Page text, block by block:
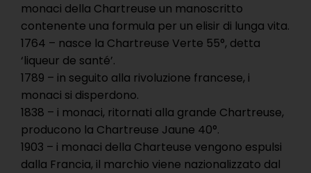
monaci della Chartreuse un manoscritto
contenente una formula per un elisir di lunga vita.
1764 – nasce la Chartreuse Verte 55°, detta
‘liqueur de santé’.
1789 – in seguito alla rivoluzione francese, i
monaci si disperdono.
1838 – i monaci, ritornati alla grande Chartreuse,
producono la Chartreuse Jaune 40°.
1903 – i monaci della Charteuse vengono espulsi
dalla Francia, il marchio viene nazionalizzato dal